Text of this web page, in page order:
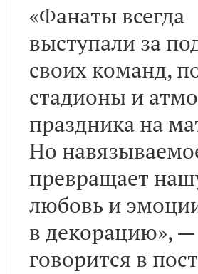
«Фанаты всегда
выступали за
своих команд,
стадионы и
праздника на
Но
превращает
любовь и
в декорацию», —
говорится в